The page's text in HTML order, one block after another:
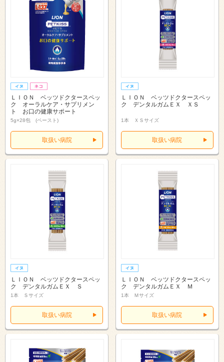
ＬＩＯＮ ベッツドクタースペッ
ク オーラルケア・サプリメン
ト お口の健康サポート
5g×28包 (ペースト)
取扱い病院
ＬＩＯＮ ベッツドクタースペッ
ク デンタルガムＥＸ ＸＳ
1本 ＸＳサイズ
取扱い病院
ＬＩＯＮ ベッツドクタースペッ
ク デンタルガムＥＸ Ｓ
1本 Ｓサイズ
取扱い病院
ＬＩＯＮ ベッツドクタースペッ
ク デンタルガムＥＸ Ｍ
1本 Ｍサイズ
取扱い病院